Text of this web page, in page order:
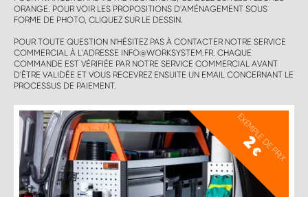
ORANGE. POUR VOIR LES PROPOSITIONS D'AMÉNAGEMENT SOUS
FORME DE PHOTO, CLIQUEZ SUR LE DESSIN.
POUR TOUTE QUESTION N'HÉSITEZ PAS À CONTACTER NOTRE SERVICE
COMMERCIAL À L'ADRESSE INFO@WORKSYSTEM.FR. CHAQUE
COMMANDE EST VÉRIFIÉE PAR NOTRE SERVICE COMMERCIAL AVANT
D'ÊTRE VALIDÉE ET VOUS RECEVREZ ENSUITE UN EMAIL CONCERNANT LE
PROCESSUS DE PAIEMENT.
EXEMPLE DE PRIX
2
€